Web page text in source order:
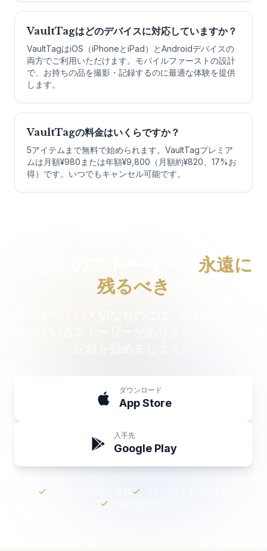
VaultTagはどのデバイスに対応していますか？
VaultTagはiOS（iPhoneとiPad）とAndroidデバイスの
両方でご利用いただけます。モバイルファーストの設計
で、お持ちの品を撮影・記録するのに最適な体験を提供
します。
VaultTagの料金はいくらですか？
5アイテムまで無料で始められます。VaultTagプレミア
ムは月額¥980または年額¥9,800（月額約¥820、17%お
得）です。いつでもキャンセル可能です。
永遠に
残るべき
ダウンロード
App Store
入手先
Google Play